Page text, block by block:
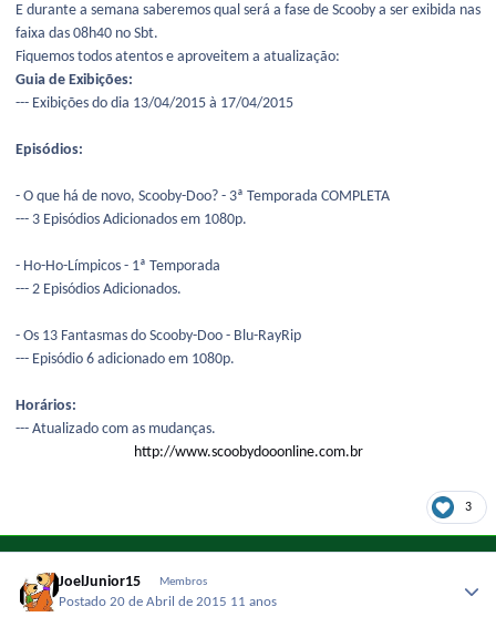
E durante a semana saberemos qual será a fase de Scooby a ser exibida nas
faixa das 08h40 no Sbt.
Fiquemos todos atentos e aproveitem a atualização:
Guia de Exibições:
--- Exibições do dia 13/04/2015 à 17/04/2015
Episódios:
- O que há de novo, Scooby-Doo? - 3ª Temporada COMPLETA
--- 3 Episódios Adicionados em 1080p.
- Ho-Ho-Límpicos - 1ª Temporada
--- 2 Episódios Adicionados.
- Os 13 Fantasmas do Scooby-Doo - Blu-RayRip
--- Episódio 6 adicionado em 1080p.
Horários:
--- Atualizado com as mudanças.
http://www.scoobydooonline.com.br
3
JoelJunior15 Membros
Postado20 de Abril de 2015 11 anos